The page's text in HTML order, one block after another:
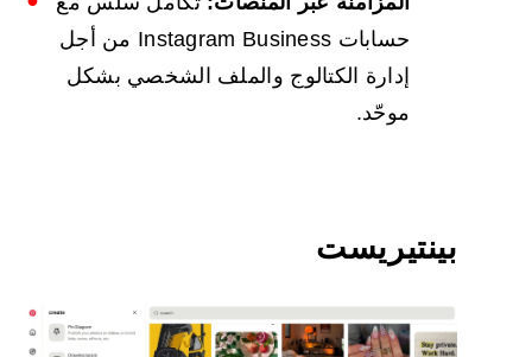
حسابات Instagram Business من أجل
إدارة الكتالوج والملف الشخصي بشكل
موحّد.
بينتيريست